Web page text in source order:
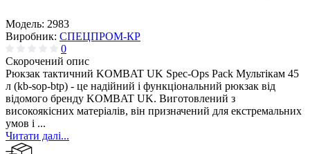
Модель: 2983
Виробник: СПЕЦПРОМ-КР
0
Скорочений опис
Рюкзак тактичний KOMBAT UK Spec-Ops Pack Мультікам 45
л (kb-sop-btp) - це надійний і функціональний рюкзак від
відомого бренду KOMBAT UK. Виготовлений з
високоякісних матеріалів, він призначений для екстремальних
умов і ...
Читати далі...